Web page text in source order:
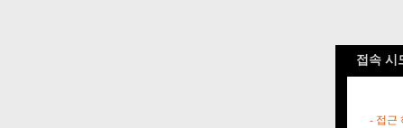
접속 시
- 접근